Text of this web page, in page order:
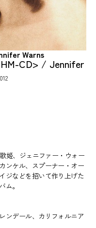
Warns
CD> / Jennifer
姫、ジェニファー・ウォー
ンケル、スプーナー・オー
ジなどを招いて作り上げた
ム。
ンデール、カリフォルニア